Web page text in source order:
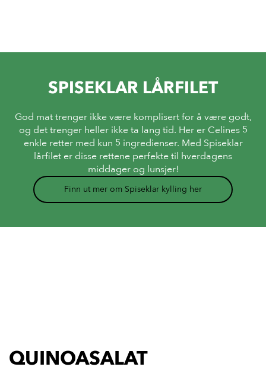
SPISEKLAR LÅRFILET
God mat trenger ikke være komplisert for å være godt,
og det trenger heller ikke ta lang tid. Her er Celines 5
enkle retter med kun 5 ingredienser. Med Spiseklar
lårfilet er disse rettene perfekte til hverdagens
middager og lunsjer!
Finn ut mer om Spiseklar kylling her
QUINOASALAT